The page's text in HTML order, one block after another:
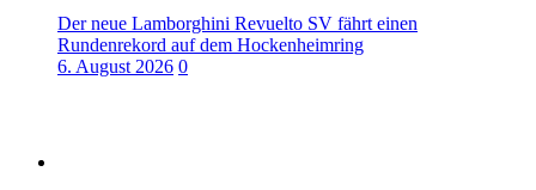
Der neue Lamborghini Revuelto SV fährt einen
Rundenrekord auf dem Hockenheimring
6. August 2026 0